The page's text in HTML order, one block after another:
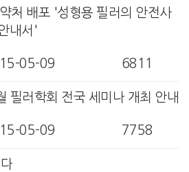
처 배포 '성형용 필러의 안전사
내서'
05-09 6811
필러학회 전국 세미나 개최 안내
05-09 7758